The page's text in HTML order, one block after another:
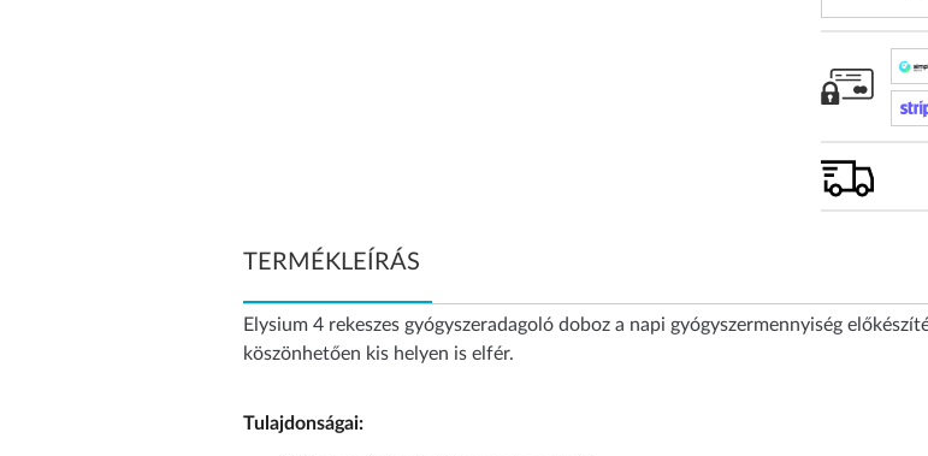
TERMÉKLEÍRÁS
Elysium 4 rekeszes gyógyszeradagoló doboz a napi gyógyszermennyiség
köszönhetően kis helyen is elfér.
Tulajdonságai: